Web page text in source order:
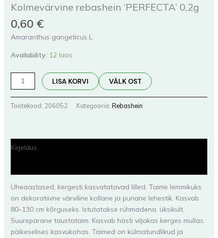
Kolmevärvine rebashein ‘PERFECTA’ 0,2g
0,60 €
Amaranthus gangeticus L
Availability: 12 laos
LISA KORVI VÄLK OST
Tootekood: 206052 Kategooria: Rebashein
Kirjeldus
Üheaastased, kergesti kasvatatavad lilled. Taime lemmikuks
on dekoratiivne värviline kollane ja punane lehestik. Kasvab
80–130 cm kõrguseks. Istutatakse rühmadena, üksikult.
Suurepärane taustataim. Kasvab hästi viljakas kerges mullas,
päikeselises kasvukohas. Taimed on külmatundlikud ja